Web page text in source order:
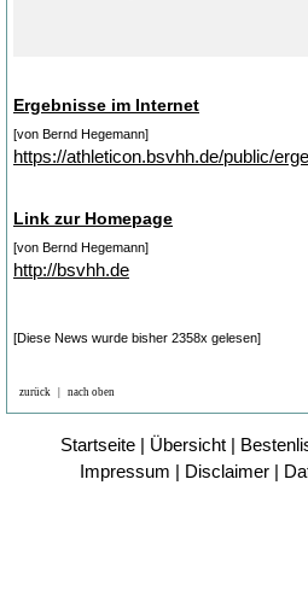
Ergebnisse im Internet
[von Bernd Hegemann]
https://athleticon.bsvhh.de/public/
Link zur Homepage
[von Bernd Hegemann]
http://bsvhh.de
[Diese News wurde bisher 2358x gelesen]
zurück nach oben
Startseite | Übersicht |
Impressum | Disclaimer |